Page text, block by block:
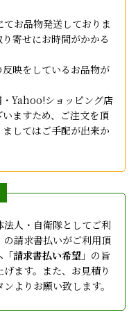
お品物発送しておりま
寄せにお時間がかかる
映をしているお品物が
Yahoo!ショッピング店
ますため、ご注文を頂
してはご手配が出来か
人・自衛隊としてご利
請求書払いがご利用頂
「請求書払い希望 」の旨
ます。また、お見積り
よりお願い致します。